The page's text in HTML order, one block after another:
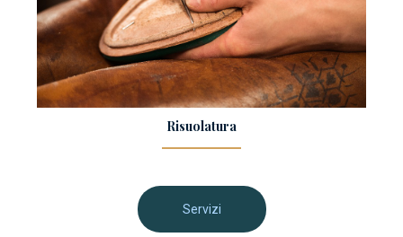
Risuolatura
Servizi